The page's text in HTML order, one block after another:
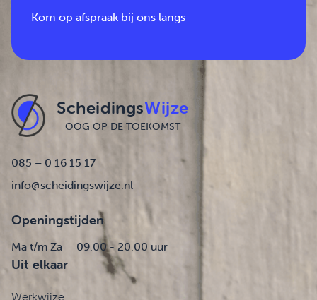
Kom op afspraak bij ons langs
ScheidingsWijze
OOG OP DE TOEKOMST
085 – 0 16 15 17
info@scheidingswijze.nl
Openingstijden
Ma t/m Za 09.00 - 20.00 uur
Uit elkaar
Werkwijze